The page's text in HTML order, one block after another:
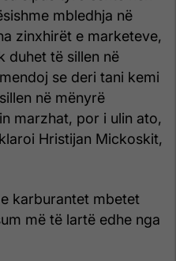
mbledhja në
zinxhirët e marketeve,
duhet të sillen në
se deri tani kemi
në mënyrë
marzhat, por i ulin ato,
Hristijan Mickoskit,
karburantet mbetet
më të lartë edhe nga